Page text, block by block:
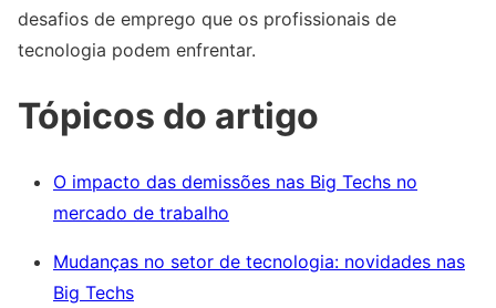
desafios de emprego que os profissionais de
tecnologia podem enfrentar.
Tópicos do artigo
O impacto das demissões nas Big Techs no
mercado de trabalho
Mudanças no setor de tecnologia: novidades nas
Big Techs